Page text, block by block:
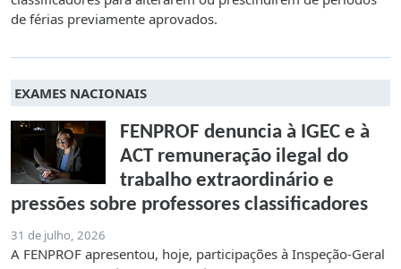
de férias previamente aprovados.
EXAMES NACIONAIS
FENPROF denuncia à IGEC e à
ACT remuneração ilegal do
trabalho extraordinário e
pressões sobre professores classificadores
31 de julho, 2026
A FENPROF apresentou, hoje, participações à Inspeção-Geral